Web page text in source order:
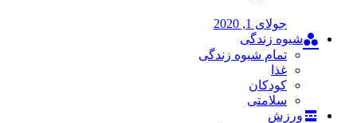
جولای 1, 2020
شیوه زندگی
تمام شیوه زندگی
غذا
کودکان
سلامتی
ورزش